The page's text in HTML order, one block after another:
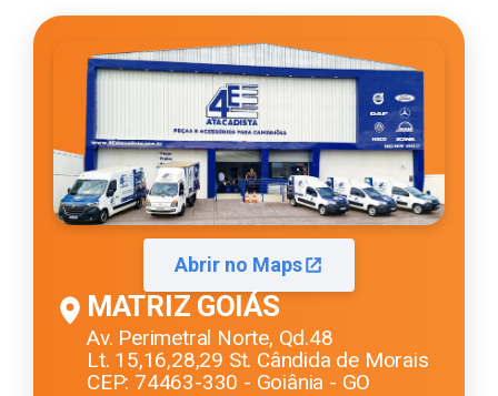
Abrir no Maps
MATRIZ GOIÁS
Av. Perimetral Norte, Qd.48
Lt. 15,16,28,29 St. Cândida de Morais
CEP: 74463-330 - Goiânia - GO